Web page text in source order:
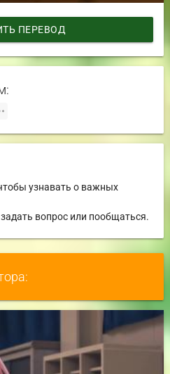
ПЕРЕВОД
узнавать о важных
задать вопрос или пообщаться.